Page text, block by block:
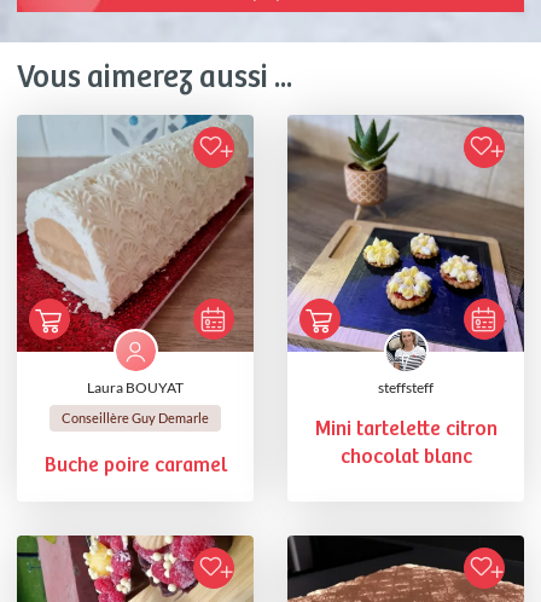
Vous aimerez aussi ...
Laura BOUYAT
Conseillère Guy Demarle
Buche poire caramel
steffsteff
Mini tartelette citron
chocolat blanc